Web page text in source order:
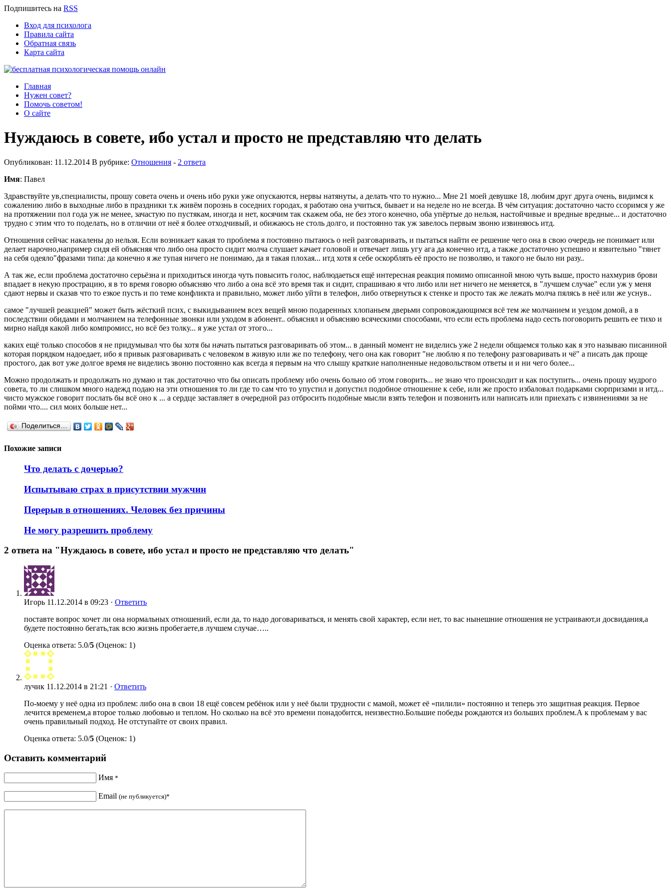
Подпишитесь на RSS
Вход для психолога
Правила сайта
Обратная связь
Карта сайта
Главная
Нужен совет?
Помочь советом!
О сайте
Нуждаюсь в совете, ибо устал и просто не представляю что делать
Опубликован: 11.12.2014 В рубрике: Отношения - 2 ответа
Имя: Павел
Здравствуйте ув,специалисты, прошу совета очень и очень ибо руки уже опускаются, нервы натянуты, а делать что то нужно... Мне 21 моей девушке 18, любим друг друга очень, видимся к
сожалению либо в выходные либо в праздники т.к живём порознь в соседних городах, я работаю она учиться, бывает и на неделе но не всегда. В чём ситуация: достаточно часто ссоримся у же
на протяжении пол года уж не менее, зачастую по пустякам, иногда и нет, косячим так скажем оба, не без этого конечно, оба упёртые до нельзя, настойчивые и вредные вредные... и достаточно
трудно с этим что то поделать, но в отличии от неё я более отходчивый, и обижаюсь не столь долго, и постоянно так уж завелось первым звоню извиняюсь итд.
Отношения сейчас накалены до нельзя. Если возникает какая то проблема я постоянно пытаюсь о ней разговаривать, и пытаться найти ее решение чего она в свою очередь не понимает или
делает нарочно,например сидя ей объясняя что либо она просто сидит молча слушает качает головой и отвечает лишь угу ага да конечно итд, а также достаточно успешно и язвительно "тянет
на себя одеяло"фразами типа: да конечно я же тупая ничего не понимаю, да я такая плохая... итд хотя я себе оскорблять её просто не позволяю, и такого не было ни разу..
А так же, если проблема достаточно серьёзна и приходиться иногда чуть повысить голос, наблюдаеться ещё интересная реакция помимо описанной мною чуть выше, просто нахмурив брови
впадает в некую прострацию, я в то время говорю объясняю что либо а она всё это время так и сидит, спрашиваю я что либо или нет ничего не меняется, в "лучшем случае" если уж у меня
сдают нервы и сказав что то езкое пусть и по теме конфликта и правильно, может либо уйти в телефон, либо отвернуться к стенке и просто так же лежать молча пялясь в неё или же уснув..
самое "лучшей реакцией" может быть жёсткий псих, с выкидыванием всех вещей мною подаренных хлопаньем дверьми сопровождающимся всё тем же молчанием и уездом домой, а в
последствии обидами и молчанием на телефонные звонки или уходом в абонент.. объяснял и объясняю всяческими способами, что если есть проблема надо сесть поговорить решить ее тихо и
мирно найдя какой либо компромисс, но всё без толку... я уже устал от этого...
каких ещё только способов я не придумывал что бы хотя бы начать пытаться разговаривать об этом... в данный момент не виделись уже 2 недели общаемся только как я это называю писаниной
которая порядком надоедает, ибо я привык разговаривать с человеком в живую или же по телефону, чего она как говорит "не люблю я по телефону разговаривать и чё" а писать дак проще
простого, дак вот уже долгое время не виделись звоню постоянно как всегда я первым на что слышу краткие наполненные недовольством ответы и и ни чего более...
Можно продолжать и продолжать но думаю и так достаточно что бы описать проблему ибо очень больно об этом говорить... не знаю что происходит и как поступить... очень прошу мудрого
совета, то ли слишком много надежд подаю на эти отношения то ли где то сам что то упустил и допустил подобное отношение к себе, или же просто избаловал подарками сюрпризами и итд...
чисто мужское говорит послать бы всё оно к ... а сердце заставляет в очередной раз отбросить подобные мысли взять телефон и позвонить или написать или приехать с извинениями за не
пойми что.... сил моих больше нет...
Поделиться…
Похожие записи
Что делать с дочерью?
Испытываю страх в присутствии мужчин
Перерыв в отношениях. Человек без причины
Не могу разрешить проблему
2 ответа на "Нуждаюсь в совете, ибо устал и просто не представляю что делать"
Игорь 11.12.2014 в 09:23 · Ответить
поставте вопрос хочет ли она нормальных отношений, если да, то надо договариваться, и менять свой характер, если нет, то вас нынешние отношения не устраивают,и досвидания,а
будете постоянно бегать,так всю жизнь пробегаете,в лучшем случае…..
Оценка ответа: 5.0/5 (Оценок: 1)
лучик 11.12.2014 в 21:21 · Ответить
По-моему у неё одна из проблем: либо она в свои 18 ещё совсем ребёнок или у неё были трудности с мамой, может её «пилили» постоянно и теперь это защитная реакция. Первое
лечится временем,а второе только любовью и теплом. Но сколько на всё это времени понадобится, неизвестно.Большие победы рождаются из больших проблем.А к проблемам у вас
очень правильный подход. Не отступайте от своих правил.
Оценка ответа: 5.0/5 (Оценок: 1)
Оставить комментарий
Имя *
Email (не публикуется)*